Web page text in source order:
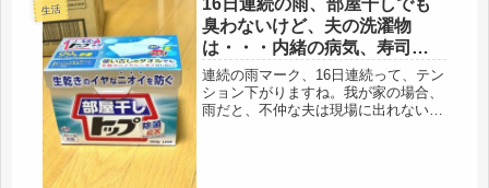
生活
臭わないけど、夫の洗濯物
は・・・内緒の病気、寿司で
一人お祝いを
連続の雨マーク、16日連続って、テン
ション下がりますね。我が家の場合、
雨だと、不仲な夫は現場に出れないの